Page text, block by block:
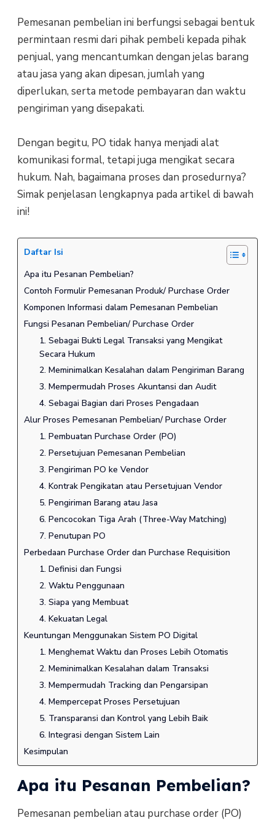
Pemesanan pembelian ini berfungsi sebagai bentuk
permintaan resmi dari pihak pembeli kepada pihak
penjual, yang mencantumkan dengan jelas barang
atau jasa yang akan dipesan, jumlah yang
diperlukan, serta metode pembayaran dan waktu
pengiriman yang disepakati.
Dengan begitu, PO tidak hanya menjadi alat
komunikasi formal, tetapi juga mengikat secara
hukum. Nah, bagaimana proses dan prosedurnya?
Simak penjelasan lengkapnya pada artikel di bawah
ini!
Daftar Isi
Apa itu Pesanan Pembelian?
Contoh Formulir Pemesanan Produk/ Purchase Order
Komponen Informasi dalam Pemesanan Pembelian
Fungsi Pesanan Pembelian/ Purchase Order
1. Sebagai Bukti Legal Transaksi yang Mengikat
Secara Hukum
2. Meminimalkan Kesalahan dalam Pengiriman Barang
3. Mempermudah Proses Akuntansi dan Audit
4. Sebagai Bagian dari Proses Pengadaan
Alur Proses Pemesanan Pembelian/ Purchase Order
1. Pembuatan Purchase Order (PO)
2. Persetujuan Pemesanan Pembelian
3. Pengiriman PO ke Vendor
4. Kontrak Pengikatan atau Persetujuan Vendor
5. Pengiriman Barang atau Jasa
6. Pencocokan Tiga Arah (Three-Way Matching)
7. Penutupan PO
Perbedaan Purchase Order dan Purchase Requisition
1. Definisi dan Fungsi
2. Waktu Penggunaan
3. Siapa yang Membuat
4. Kekuatan Legal
Keuntungan Menggunakan Sistem PO Digital
1. Menghemat Waktu dan Proses Lebih Otomatis
2. Meminimalkan Kesalahan dalam Transaksi
3. Mempermudah Tracking dan Pengarsipan
4. Mempercepat Proses Persetujuan
5. Transparansi dan Kontrol yang Lebih Baik
6. Integrasi dengan Sistem Lain
Kesimpulan
Apa itu Pesanan Pembelian?
Pemesanan pembelian atau purchase order (PO)